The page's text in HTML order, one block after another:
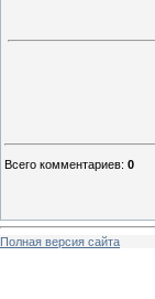
Всего комментариев: 0
Полная версия сайта